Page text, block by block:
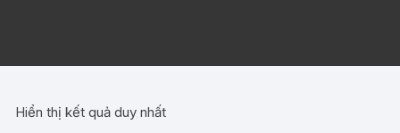
Hiển thị kết quả duy nhất